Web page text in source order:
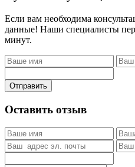
Если вам необходима
данные! Наши специалисты
минут.
Отправить
Оставить отзыв